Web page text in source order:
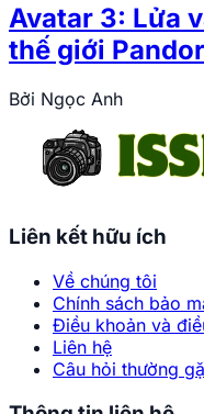
Avatar 3: Lửa
thế giới
Bởi Ngọc Anh
Liên kết hữu ích
Về chúng tôi
Chính sách bảo
Điều khoản và
Liên hệ
Câu hỏi thường